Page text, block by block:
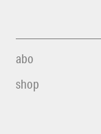
abo
shop